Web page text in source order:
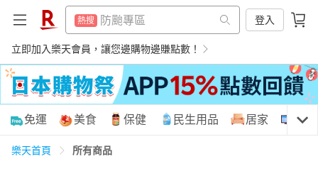
熱搜 防颱專區
熱搜 賺點樂翻天
熱搜 電動牙刷
熱搜 筆記型電腦
登入
立即加入樂天會員，讓您邊購物邊賺點數！
熱搜 賺點樂翻天
電動牙刷
熱搜 筆記型電腦
熱搜 行動電源
熱搜 電冰箱
熱搜 床墊
購物網分類
免運 美食 保健 民生用品 居家 3C
樂天首頁 所有商品